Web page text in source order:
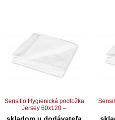
Sensillo Hygienická podložka
Jersey 60x120 –
pogumovaná